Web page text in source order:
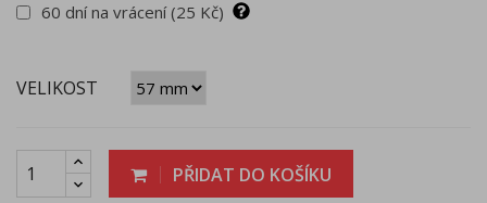
60 dní na vrácení (25 Kč)
VELIKOST
PŘIDAT DO KOŠÍKU